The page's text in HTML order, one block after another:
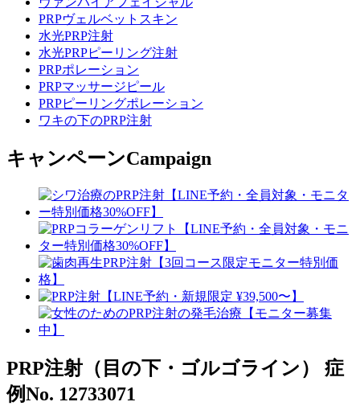
PRPヴェルベットスキン
水光PRP注射
水光PRPピーリング注射
PRPポレーション
PRPマッサージピール
PRPピーリングポレーション
ワキの下のPRP注射
キャンペーンCampaign
PRP注射（目の下・ゴルゴライン）
症
例No. 12733071